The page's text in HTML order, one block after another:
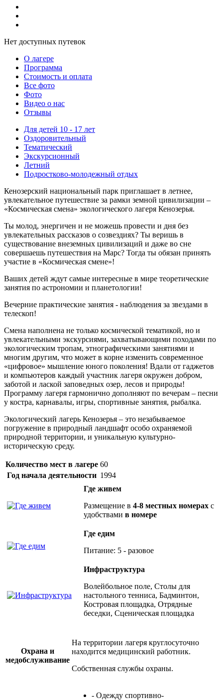
Нет доступных путевок
О лагере
Программа
Стоимость и оплата
Все фото
Фото
Видео о нас
Отзывы
Для детей 10 - 17 лет
Оздоровительный
Тематический
Экскурсионный
Летний
Подростково-молодежный отдых
Кенозерский национальный парк приглашает в летнее,
увлекательное путешествие за рамки земной цивилизации –
«Космическая смена» экологического лагеря Кенозерья.
Ты молод, энергичен и не можешь провести и дня без
увлекательных рассказов о созвездиях? Ты веришь в
существование внеземных цивилизаций и даже во сне
совершаешь путешествия на Марс? Тогда ты обязан принять
участие в «Космическая смене»!
Ваших детей ждут самые интересные в мире теоретические
занятия по астрономии и планетологии!
Вечерние практические занятия - наблюдения за звездами в
телескоп!
Смена наполнена не только космической тематикой, но и
увлекательными экскурсиями, захватывающими походами по
экологическим тропам, этнографическими занятиями и
многим другим, что может в корне изменить современное
«цифровое» мышление юного поколения! Вдали от гаджетов
и компьютеров каждый участник лагеря окружен добром,
заботой и лаской заповедных озер, лесов и природы!
Программу лагеря гармонично дополняют по вечерам – песни
у костра, карнавалы, игры, спортивные занятия, рыбалка.
Экологический лагерь Кенозерья – это незабываемое
погружение в природный ландшафт особо охраняемой
природной территории, и уникальную культурно-
историческую среду.
Количество мест в лагере 60
Год начала деятельности 1994
Где живем
Размещение в 4-8 местных номерах с
удобствами в номере
Где едим
Питание: 5 - разовое
Инфраструктура
Волейбольное поле, Столы для
настольного тенниса, Бадминтон,
Костровая площадка, Отрядные
беседки, Сценическая площадка
Охрана и
медобслуживание
На территории лагеря круглосуточно
находится медицинский работник.
Собственная службы охраны.
- Одежду спортивно-